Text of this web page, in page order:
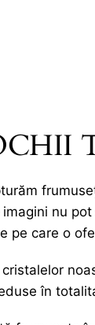
nu
pe care o
în